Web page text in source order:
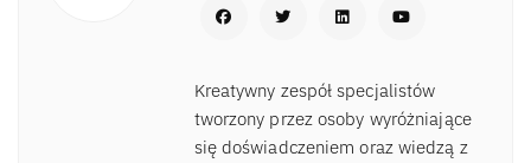
Kreatywny zespół specjalistów
tworzony przez osoby wyróżniające
się doświadczeniem oraz wiedzą z